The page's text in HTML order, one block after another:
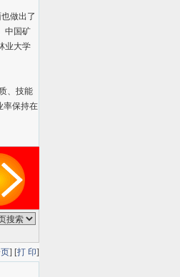
做出了
中国矿
业大学
、技能
率保持在
] [打 印]